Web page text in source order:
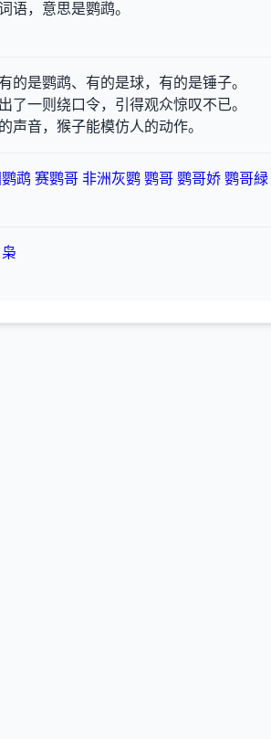
语，意思是鹦鹉。
的是鹦鹉、有的是球，有的是锤子。
了一则绕口令，引得观众惊叹不已。
声音，猴子能模仿人的动作。
鹉 赛鹦哥 非洲灰鹦 鹦哥 鹦哥娇 鹦哥緑
枭